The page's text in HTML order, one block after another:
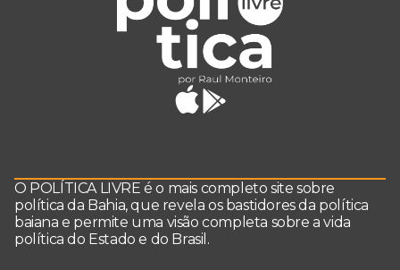
O POLÍTICA LIVRE é o mais completo site sobre
política da Bahia, que revela os bastidores da política
baiana e permite uma visão completa sobre a vida
política do Estado e do Brasil.